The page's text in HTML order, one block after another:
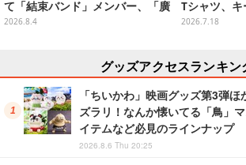
て「結束バンド」メンバー、「廣
井きくり」のメイド衣装フィギュ
2026.8.4
Tシャツ、
チなど幅広
2026.7.18
グッズアクセスランキン
「ちいかわ」映画グッズ第3弾
ズラリ！なんか懐いてる「鳥」
イテムなど必見のラインナップ
2026.8.6 Thu 20:25